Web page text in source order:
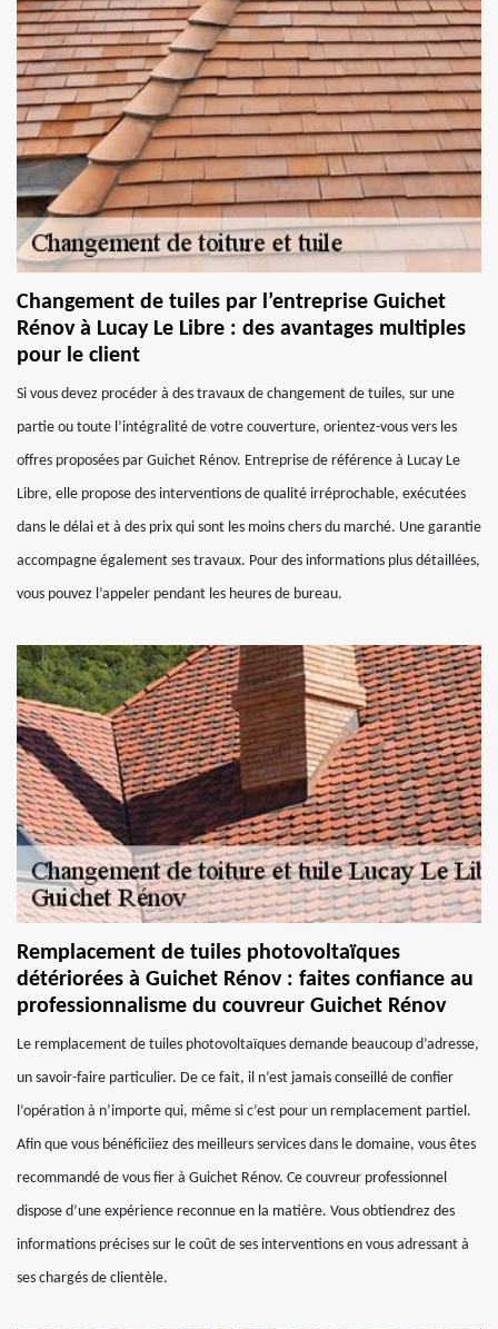
Changement de tuiles par l’entreprise Guichet
Rénov à Lucay Le Libre : des avantages multiples
pour le client
Si vous devez procéder à des travaux de changement de tuiles, sur une
partie ou toute l’intégralité de votre couverture, orientez-vous vers les
offres proposées par Guichet Rénov. Entreprise de référence à Lucay Le
Libre, elle propose des interventions de qualité irréprochable, exécutées
dans le délai et à des prix qui sont les moins chers du marché. Une garantie
accompagne également ses travaux. Pour des informations plus détaillées,
vous pouvez l’appeler pendant les heures de bureau.
Remplacement de tuiles photovoltaïques
détériorées à Guichet Rénov : faites confiance au
professionnalisme du couvreur Guichet Rénov
Le remplacement de tuiles photovoltaïques demande beaucoup d’adresse,
un savoir-faire particulier. De ce fait, il n’est jamais conseillé de confier
l’opération à n’importe qui, même si c’est pour un remplacement partiel.
Afin que vous bénéficiiez des meilleurs services dans le domaine, vous êtes
recommandé de vous fier à Guichet Rénov. Ce couvreur professionnel
dispose d’une expérience reconnue en la matière. Vous obtiendrez des
informations précises sur le coût de ses interventions en vous adressant à
ses chargés de clientèle.